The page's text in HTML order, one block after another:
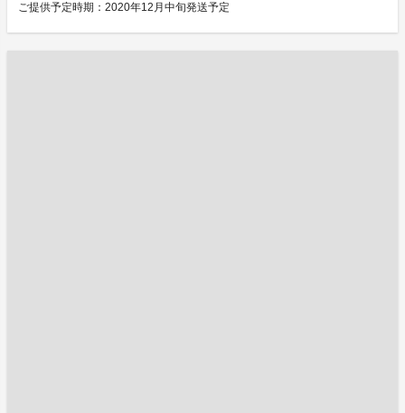
ご提供予定時期：2020年12月中旬発送予定